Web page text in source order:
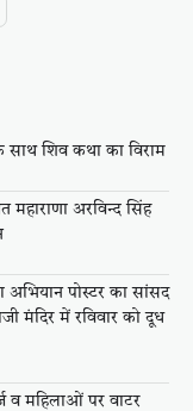
साथ शिव कथा का विराम
अरविन्द सिंह
पोस्टर का सांसद
मंदिर में रविवार को दूध
व महिलाओं पर वाटर